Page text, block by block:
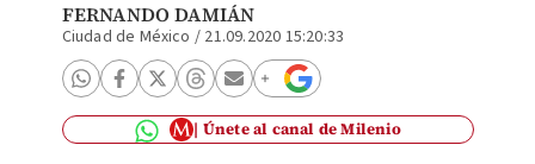
FERNANDO DAMIÁN
Ciudad de México / 21.09.2020 15:20:33
Únete al canal de Milenio